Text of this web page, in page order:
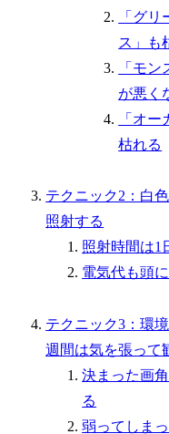
「グ
ス」も
「モ
が悪く
「オ
枯れる
テクニック2：白
照射する
照射時間は1
電気代も頭
テクニック3：環
週間は気を張って
決まった画
る
弱ってしま